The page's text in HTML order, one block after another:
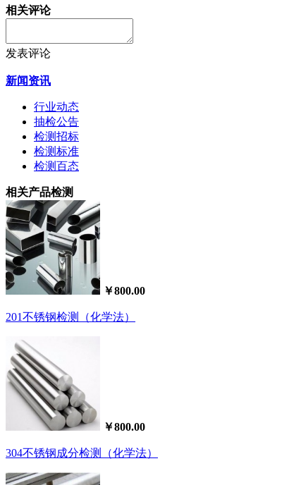
相关评论
发表评论
新闻资讯
行业动态
抽检公告
检测招标
检测标准
检测百态
相关产品检测
￥800.00
201不锈钢检测（化学法）
￥800.00
304不锈钢成分检测（化学法）